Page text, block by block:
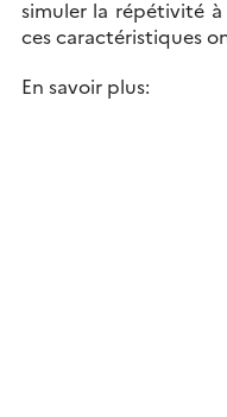
simuler la répétivité à
ces caractéristiques
En savoir plus: